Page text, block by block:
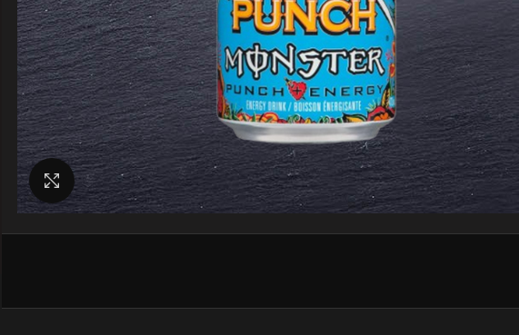
Nagyításhoz kattints a képre